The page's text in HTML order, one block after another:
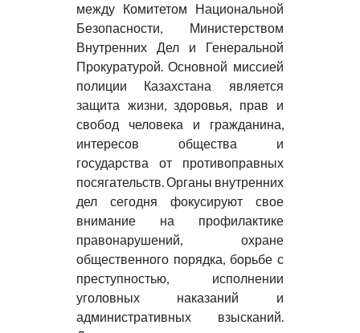
между Комитетом Национальной
Безопасности, Министерством
Внутренних Дел и Генеральной
Прокуратурой. Основной миссией
полиции Казахстана является
защита жизни, здоровья, прав и
свобод человека и гражданина,
интересов общества и
государства от противоправных
посягательств. Органы внутренних
дел сегодня фокусируют свое
внимание на профилактике
правонарушений, охране
общественного порядка, борьбе с
преступностью, исполнении
уголовных наказаний и
административных взысканий.